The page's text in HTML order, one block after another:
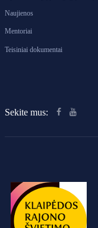
Sekite mus:
Naujienos
Mentoriai
Teisiniai dokumentai